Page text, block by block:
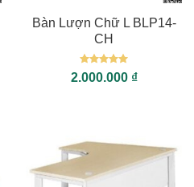
Bàn Lượn Chữ L BLP14-
CH
Được xếp
hạng55
2.000.000 ₫